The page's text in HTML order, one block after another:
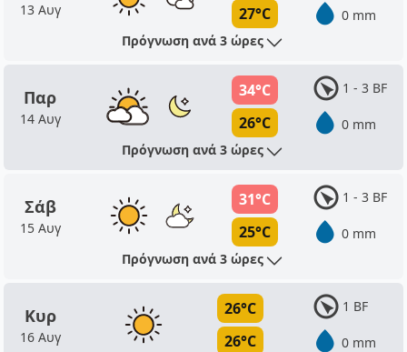
13 Αυγ
27°C
0 mm
Πρόγνωση ανά 3 ώρες
Παρ
14 Αυγ
34°C
26°C
1 - 3 BF
0 mm
Πρόγνωση ανά 3 ώρες
Σάβ
15 Αυγ
31°C
25°C
1 - 3 BF
0 mm
Πρόγνωση ανά 3 ώρες
Κυρ
16 Αυγ
26°C
26°C
1 BF
0 mm